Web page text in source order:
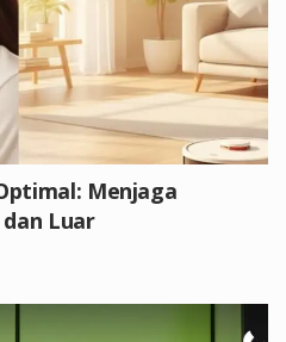
Menjaga
Luar